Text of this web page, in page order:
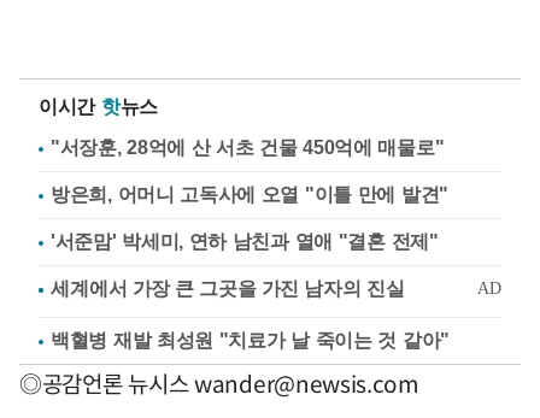
이시간 핫뉴스
"서장훈, 28억에 산 서초 건물 450억에 매물로"
방은희, 어머니 고독사에 오열 "이틀 만에 발견"
'서준맘' 박세미, 연하 남친과 열애 "결혼 전제"
백혈병 재발 최성원 "치료가 날 죽이는 것 같아"
◎공감언론 뉴시스wander@newsis.com